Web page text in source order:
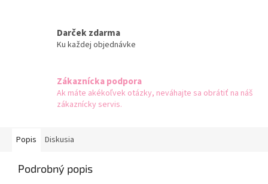
Darček zdarma
Ku každej objednávke
Zákaznícka podpora
Ak máte akékoľvek otázky, neváhajte sa obrátiť na náš
zákaznícky servis.
Popis Diskusia
Podrobný popis